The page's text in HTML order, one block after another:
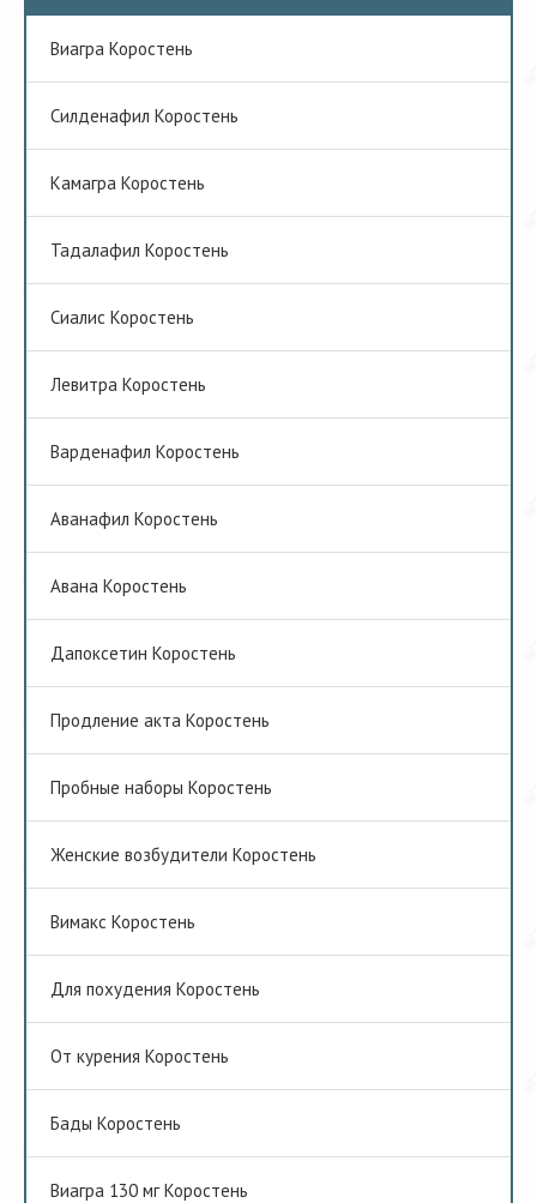
Виагра Коростень
Cилденафил Коростень
Камагра Коростень
Тадалафил Коростень
Сиалис Коростень
Левитра Коростень
Варденафил Коростень
Аванафил Коростень
Авана Коростень
Дапоксетин Коростень
Продление акта Коростень
Пробные наборы Коростень
Женские возбудители Коростень
Вимакс Коростень
Для похудения Коростень
От курения Коростень
Бады Коростень
Виагра 130 мг Коростень